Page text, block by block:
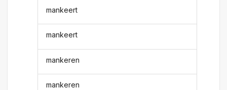
mankeert
mankeert
mankeren
mankeren